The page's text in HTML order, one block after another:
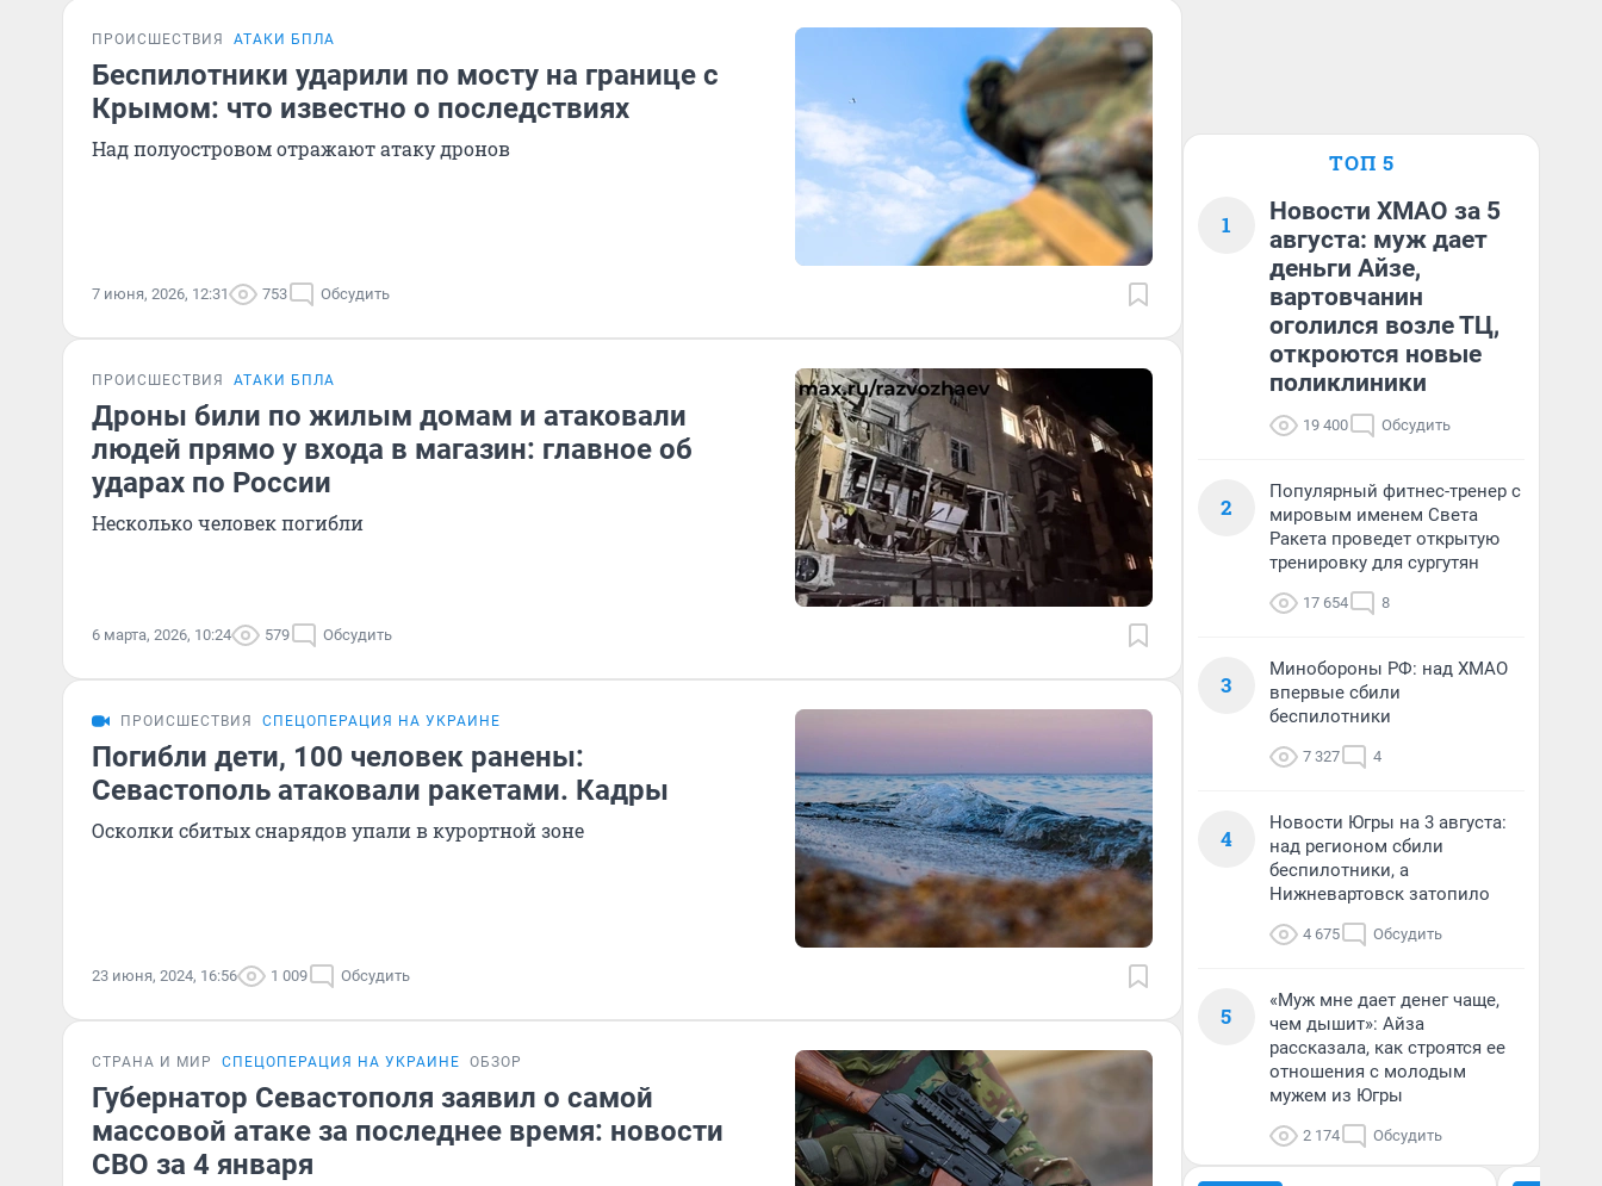
ПРОИСШЕСТВИЯ АТАКИ БПЛА
Беспилотники ударили по мосту на границе с
Крымом: что известно о последствиях
Над полуостровом отражают атаку дронов
7 июня, 2026, 12:31 753 Обсудить
ПРОИСШЕСТВИЯ АТАКИ БПЛА
Дроны били по жилым домам и атаковали
людей прямо у входа в магазин: главное об
ударах по России
Несколько человек погибли
6 марта, 2026, 10:24 579 Обсудить
ПРОИСШЕСТВИЯ СПЕЦОПЕРАЦИЯ НА УКРАИНЕ
Погибли дети, 100 человек ранены:
Севастополь атаковали ракетами. Кадры
Осколки сбитых снарядов упали в курортной зоне
23 июня, 2024, 16:56 1 009 Обсудить
СТРАНА И МИР СПЕЦОПЕРАЦИЯ НА УКРАИНЕ ОБЗОР
Губернатор Севастополя заявил о самой
массовой атаке за последнее время: новости
СВО за 4 января
ТОП 5
1
Новости ХМАО за 5
августа: муж дает
деньги Айзе,
вартовчанин
оголился возле ТЦ,
откроются новые
поликлиники
19 400 Обсудить
2
Популярный фитнес-тренер с
мировым именем Света
Ракета проведет открытую
тренировку для сургутян
17 654 8
3
Минобороны РФ: над ХМАО
впервые сбили
беспилотники
7 327 4
4
Новости Югры на 3 августа:
над регионом сбили
беспилотники, а
Нижневартовск затопило
4 675 Обсудить
5
«Муж мне дает денег чаще,
чем дышит»: Айза
рассказала, как строятся ее
отношения с молодым
мужем из Югры
2 174 Обсудить